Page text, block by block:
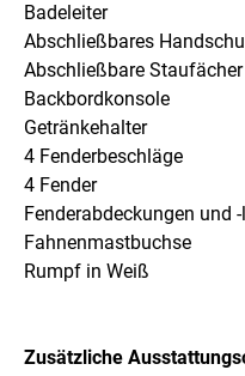
Badeleiter
Abschließbares
Abschließbare Staufächer
Backbordkonsole
Getränkehalter
4 Fenderbeschläge
4 Fender
Fenderabdeckungen und
Fahnenmastbuchse
Rumpf in Weiß
Zusätzliche